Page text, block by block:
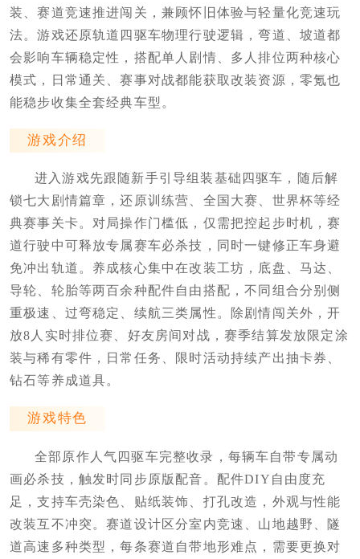
装、赛道竞速推进闯关，兼顾怀旧体验与轻量化竞速玩
法。游戏还原轨道四驱车物理行驶逻辑，弯道、坡道都
会影响车辆稳定性，搭配单人剧情、多人排位两种核心
模式，日常通关、赛事对战都能获取改装资源，零氪也
能稳步收集全套经典车型。
游戏介绍
进入游戏先跟随新手引导组装基础四驱车，随后解
锁七大剧情篇章，还原训练营、全国大赛、世界杯等经
典赛事关卡。对局操作门槛低，仅需把控起步时机，赛
道行驶中可释放专属赛车必杀技，同时一键修正车身避
免冲出轨道。养成核心集中在改装工坊，底盘、马达、
导轮、轮胎等两百余种配件自由搭配，不同组合分别侧
重极速、过弯稳定、续航三类属性。除剧情闯关外，开
放8人实时排位赛、好友房间对战，赛季结算发放限定涂
装与稀有零件，日常任务、限时活动持续产出抽卡券、
钻石等养成道具。
游戏特色
全部原作人气四驱车完整收录，每辆车自带专属动
画必杀技，触发时同步原版配音。配件DIY自由度充
足，支持车壳染色、贴纸装饰、打孔改造，外观与性能
改装互不冲突。赛道设计区分室内竞速、山地越野、隧
道高速多种类型，每条赛道自带地形难点，需要更换对